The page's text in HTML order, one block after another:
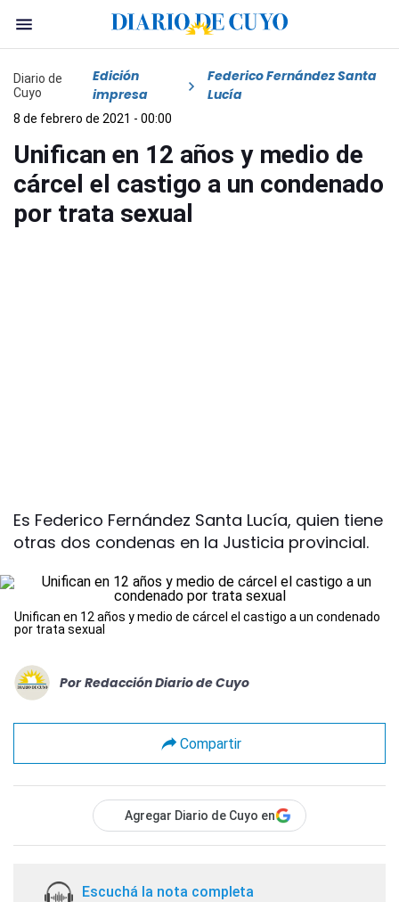
Diario de
Cuyo
Edición
impresa
Federico Fernández Santa
Lucía
8 de febrero de 2021 - 00:00
Unifican en 12 años y medio de
cárcel el castigo a un condenado
por trata sexual
Es Federico Fernández Santa Lucía, quien tiene
otras dos condenas en la Justicia provincial.
Unifican en 12 años y medio de cárcel el castigo a un condenado
por trata sexual
Por Redacción Diario de Cuyo
Compartir
Agregar Diario de Cuyo en
Escuchá la nota completa